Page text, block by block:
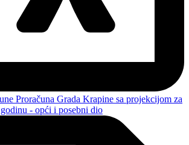
Proračuna Grada Krapine sa projekcijom za
- opći i posebni dio